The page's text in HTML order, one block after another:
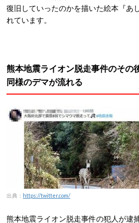
復旧していったのかを描いた絵本『あ
れています。
熊本地震ライオン脱走事件のその
同様のデマが流れる
出典： https://twitter.com/
熊本地震ライオン脱走事件の犯人が逮